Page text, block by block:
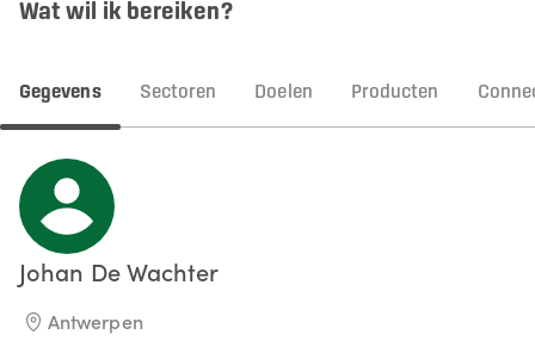
Wat wil ik bereiken?
Gegevens Sectoren Doelen Producten
Johan De Wachter
Antwerpen